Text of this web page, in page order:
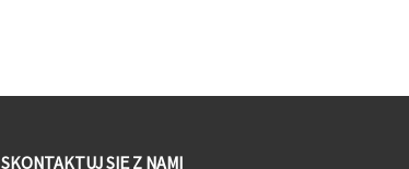
SKONTAKTUJ SIĘ Z NAMI